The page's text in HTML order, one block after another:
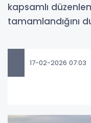
kapsamlı
tamamlandığını
17-02-2026 07:03